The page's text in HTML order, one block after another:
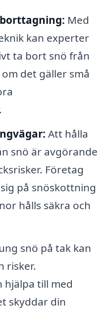
Med
kan experter
ta bort snö från
det gäller små
Att hålla
snö är avgörande
Företag
på snöskottning
hålls säkra och
snö på tak kan
risker.
hjälpa till med
skyddar din